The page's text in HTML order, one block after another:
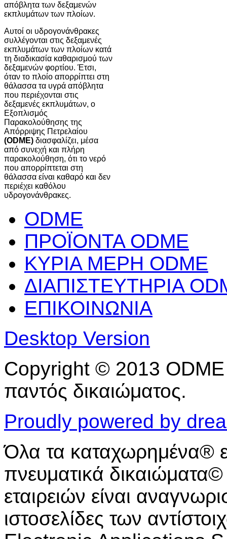
απόβλητα των δεξαμενών
εκπλυμάτων των πλοίων.
Αυτοί οι υδρογονάνθρακες
συλλέγονται στις δεξαμενές
εκπλυμάτων των πλοίων κατά
τη διαδικασία καθαρισμού των
δεξαμενών φορτίου. Έτσι,
όταν το πλοίο απορρίπτει στη
θάλασσα τα υγρά απόβλητα
που περιέχονται στις
δεξαμενές εκπλυμάτων, ο
Εξοπλισμός
Παρακολούθησης της
Απόρριψης Πετρελαίου
(ODME) διασφαλίζει, μέσα
από συνεχή και πλήρη
παρακολούθηση, ότι το νερό
που απορρίπτεται στη
θάλασσα είναι καθαρό και δεν
περιέχει καθόλου
υδρογονάνθρακες.
ODME
ΠΡΟΪΟΝΤΑ ODME
ΚΥΡΙΑ ΜΕΡΗ ODME
ΔΙΑΠΙΣΤΕΥΤΗΡΙΑ
ΕΠΙΚΟΙΝΩΝΙΑ
Desktop Version
Copyright © 2013
παντός δικαιώματος.
Proudly powered by
Όλα τα καταχωρημένα®
πνευματικά
εταιρειών είναι
ιστοσελίδες των